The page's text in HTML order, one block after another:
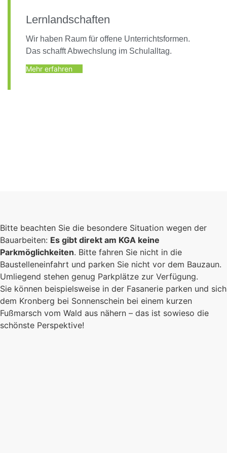
Lernlandschaften
Wir haben Raum für offene Unterrichtsformen.
Das schafft Abwechslung im Schulalltag.
Mehr erfahren
Bitte beachten Sie die besondere Situation wegen der
Bauarbeiten: Es gibt direkt am KGA keine
Parkmöglichkeiten. Bitte fahren Sie nicht in die
Baustelleneinfahrt und parken Sie nicht vor dem Bauzaun.
Umliegend stehen genug Parkplätze zur Verfügung.
Sie können beispielsweise in der Fasanerie parken und sich
dem Kronberg bei Sonnenschein bei einem kurzen
Fußmarsch vom Wald aus nähern – das ist sowieso die
schönste Perspektive!